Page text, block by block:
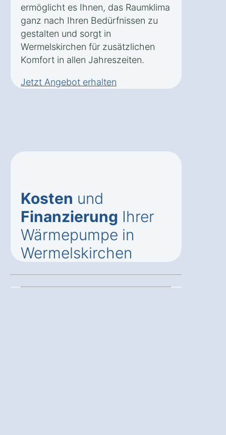
ermöglicht es Ihnen, das Raumklima
ganz nach Ihren Bedürfnissen zu
gestalten und sorgt in
Wermelskirchen für zusätzlichen
Komfort in allen Jahreszeiten.
Jetzt Angebot erhalten
Kosten und
Finanzierung Ihrer
Wärmepumpe in
Wermelskirchen